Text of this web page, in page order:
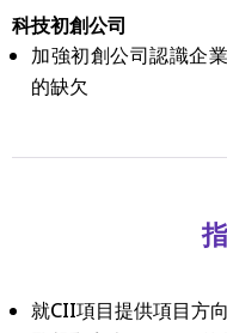
科技初創公司
加強初創公司認識企
的缺欠
就CII項目提供項目方